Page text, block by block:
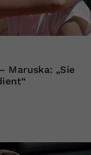
Maruska: „Sie